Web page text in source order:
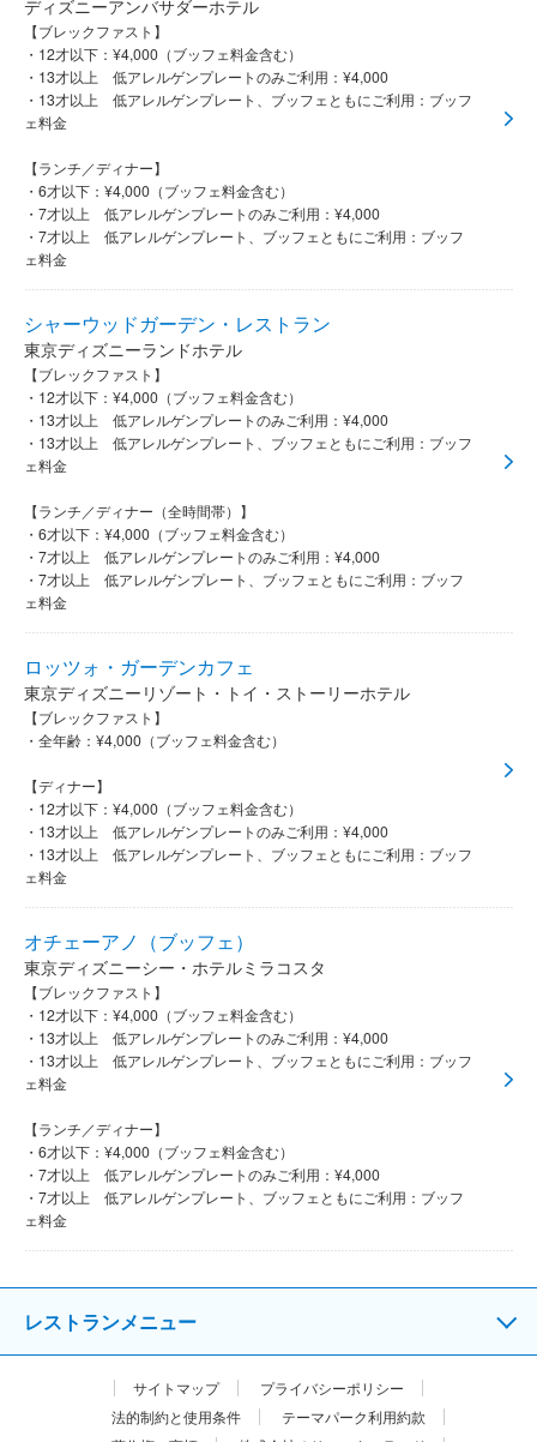
ディズニーアンバサダーホテル
【ブレックファスト】
・12才以下：¥4,000（ブッフェ料金含む）
・13才以上 低アレルゲンプレートのみご利用：¥4,000
・13才以上 低アレルゲンプレート、ブッフェともにご利用：ブッフ
ェ料金
【ランチ／ディナー】
・6才以下：¥4,000（ブッフェ料金含む）
・7才以上 低アレルゲンプレートのみご利用：¥4,000
・7才以上 低アレルゲンプレート、ブッフェともにご利用：ブッフ
ェ料金
シャーウッドガーデン・レストラン
東京ディズニーランドホテル
【ブレックファスト】
・12才以下：¥4,000（ブッフェ料金含む）
・13才以上 低アレルゲンプレートのみご利用：¥4,000
・13才以上 低アレルゲンプレート、ブッフェともにご利用：ブッフ
ェ料金
【ランチ／ディナー（全時間帯）】
・6才以下：¥4,000（ブッフェ料金含む）
・7才以上 低アレルゲンプレートのみご利用：¥4,000
・7才以上 低アレルゲンプレート、ブッフェともにご利用：ブッフ
ェ料金
ロッツォ・ガーデンカフェ
東京ディズニーリゾート・トイ・ストーリーホテル
【ブレックファスト】
・全年齢：¥4,000（ブッフェ料金含む）
【ディナー】
・12才以下：¥4,000（ブッフェ料金含む）
・13才以上 低アレルゲンプレートのみご利用：¥4,000
・13才以上 低アレルゲンプレート、ブッフェともにご利用：ブッフ
ェ料金
オチェーアノ（ブッフェ）
東京ディズニーシー・ホテルミラコスタ
【ブレックファスト】
・12才以下：¥4,000（ブッフェ料金含む）
・13才以上 低アレルゲンプレートのみご利用：¥4,000
・13才以上 低アレルゲンプレート、ブッフェともにご利用：ブッフ
ェ料金
【ランチ／ディナー】
・6才以下：¥4,000（ブッフェ料金含む）
・7才以上 低アレルゲンプレートのみご利用：¥4,000
・7才以上 低アレルゲンプレート、ブッフェともにご利用：ブッフ
ェ料金
レストランメニュー
サイトマップ
プライバシーポリシー
法的制約と使用条件
テーマパーク利用約款